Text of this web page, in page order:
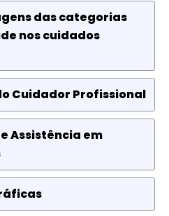
das categorias
nos cuidados
Cuidador Profissional
Assistência em